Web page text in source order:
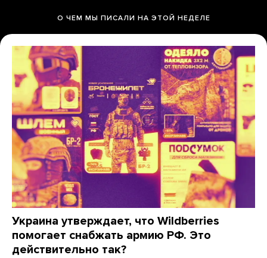
О ЧЕМ МЫ ПИСАЛИ НА ЭТОЙ НЕДЕЛЕ
Украина утверждает, что Wildberries
помогает снабжать армию РФ. Это
действительно так?